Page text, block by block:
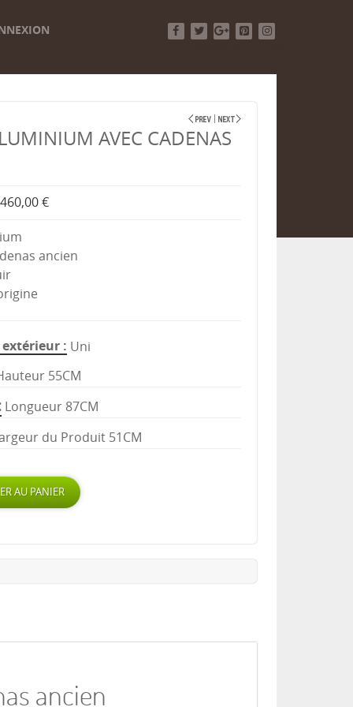
AVEC CADENAS
460,00 €
ancien
extérieur
Uni
55CM
Longueur 87CM
du Produit 51CM
ancien